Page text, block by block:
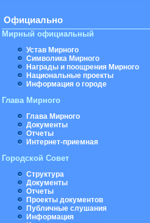
Официально
Мирный официальный
Устав Мирного
Символика Мирного
Награды и поощрения Мирного
Национальные проекты
Информация о городе
Глава Мирного
Глава Мирного
Документы
Отчеты
Интернет-приемная
Городской Совет
Структура
Документы
Отчеты
Проекты документов
Публичные слушания
Информация